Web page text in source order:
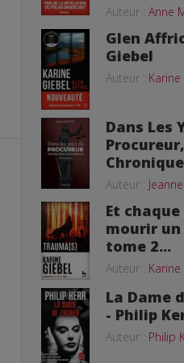
Auteur : Anne
Glen
Giebel
Auteur :
Dans Les
Procureur,
Auteur :
Et
mourir un
tome 2...
Auteur :
La Dame
- Philip
Auteur : Philip